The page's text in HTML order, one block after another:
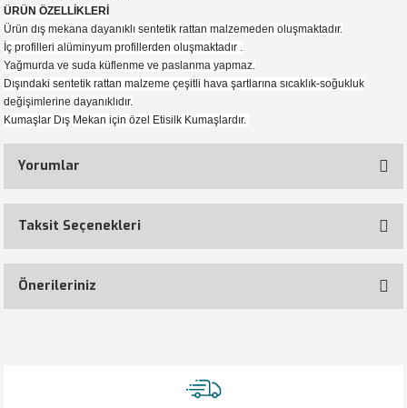
ÜRÜN ÖZELLİKLERİ
Ürün dış mekana dayanıklı sentetik rattan malzemeden oluşmaktadır.
İç profilleri alüminyum profillerden oluşmaktadır .
Yağmurda ve suda küflenme ve paslanma yapmaz.
Dışındaki sentetik rattan malzeme çeşitli hava şartlarına sıcaklık-soğukluk
değişimlerine dayanıklıdır.
Kumaşlar Dış Mekan için özel Etisilk Kumaşlardır.
Yorumlar
Taksit Seçenekleri
Önerileriniz
Görüş ve önerileriniz için teşekkür ederiz.